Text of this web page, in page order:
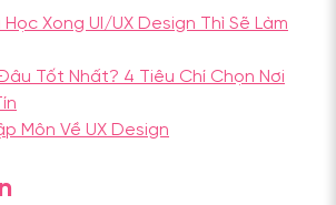
Học Xong UI/UX Design Thì Sẽ Làm
Tốt Nhất? 4 Tiêu Chí Chọn Nơi
Môn Về UX Design